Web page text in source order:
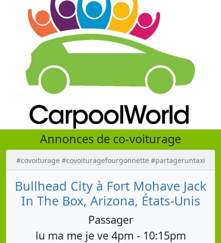
Annonces de co-voiturage
#covoiturage #covoituragefourgonnette #partageruntaxi
Bullhead City à Fort Mohave Jack
In The Box, Arizona, États-Unis
Passager
lu ma me je ve 4pm - 10:15pm